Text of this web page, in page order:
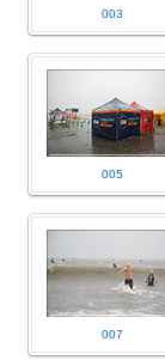
003
005
007